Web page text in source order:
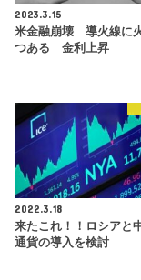
2023.3.15
米金融崩壊 導火線に
つある 金利上昇
2022.3.18
来たこれ！！ロシアと
通貨の導入を検討